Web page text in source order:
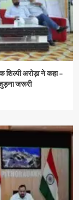
अरोड़ा ने कहा –
जरूरी